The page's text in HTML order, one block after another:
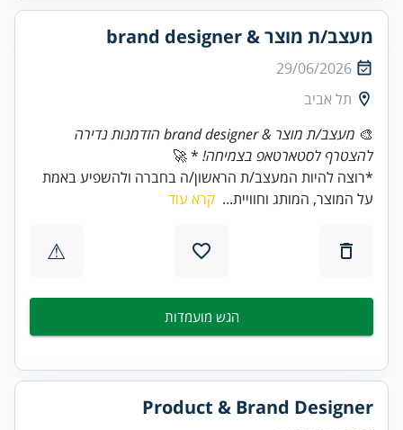
מעצב/ת מוצר & brand designer
29/06/2026
תל אביב
🎨
מעצב/ת מוצר & brand designer הזדמנות נדירה
להצטרף לסטארטאפ בצמיחה! * 🚀
*רוצה להיות המעצב/ת הראשון/ה בחברה ולהשפיע באמת
על המוצר, המותג וחוויית... קרא עוד
⚠
הגש מועמדות
Product & Brand Designer